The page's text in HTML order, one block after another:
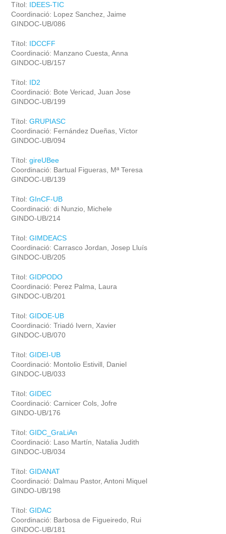
Títol: IDEES-TIC
Coordinació: Lopez Sanchez, Jaime
GINDOC-UB/086
Títol: IDCCFF
Coordinació: Manzano Cuesta, Anna
GINDOC-UB/157
Títol: ID2
Coordinació: Bote Vericad, Juan Jose
GINDOC-UB/199
Títol: GRUPIASC
Coordinació: Fernández Dueñas, Víctor
GINDOC-UB/094
Títol: gireUBee
Coordinació: Bartual Figueras, Mª Teresa
GINDOC-UB/139
Títol: GInCF-UB
Coordinació: di Nunzio, Michele
GINDO-UB/214
Títol: GIMDEACS
Coordinació: Carrasco Jordan, Josep Lluís
GINDOC-UB/205
Títol: GIDPODO
Coordinació: Perez Palma, Laura
GINDOC-UB/201
Títol: GIDOE-UB
Coordinació: Triadó Ivern, Xavier
GINDOC-UB/070
Títol: GIDEI-UB
Coordinació: Montolio Estivill, Daniel
GINDOC-UB/033
Títol: GIDEC
Coordinació: Carnicer Cols, Jofre
GINDO-UB/176
Títol: GIDC_GraLiAn
Coordinació: Laso Martín, Natalia Judith
GINDOC-UB/034
Títol: GIDANAT
Coordinació: Dalmau Pastor, Antoni Miquel
GINDO-UB/198
Títol: GIDAC
Coordinació: Barbosa de Figueiredo, Rui
GINDOC-UB/181